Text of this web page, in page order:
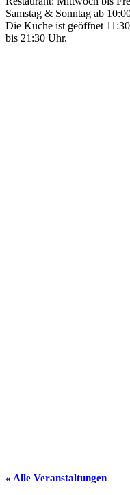
Samstag & Sonntag ab
Die Küche ist geöffnet
bis 21:30 Uhr.
« Alle Veranstaltungen